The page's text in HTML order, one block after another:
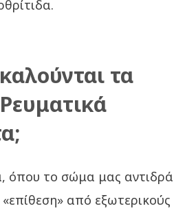
τα
όπου το σώμα μας αντιδρά
από εξωτερικούς